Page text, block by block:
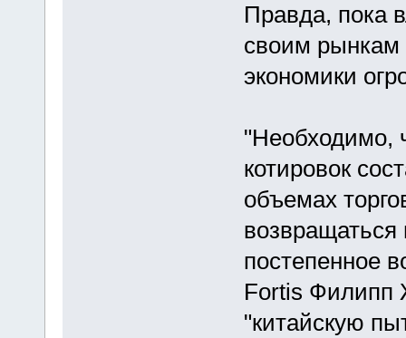
Правда, пока
своим рынкам
экономики
"Необходимо,
котировок
объемах
постепенное
Fortis Филипп
"китайскую